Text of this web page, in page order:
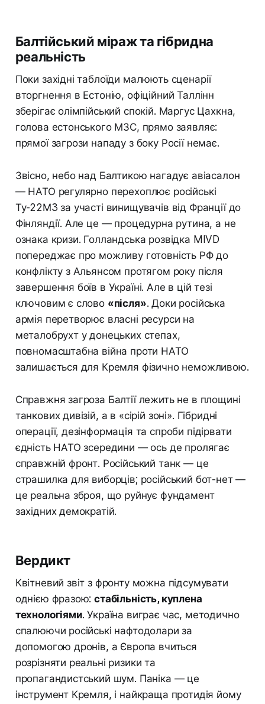
Балтійський міраж та гібридна
реальність
Поки західні таблоїди малюють сценарії
вторгнення в Естонію, офіційний Таллінн
зберігає олімпійський спокій. Маргус Цахкна,
голова естонського МЗС, прямо заявляє:
прямої загрози нападу з боку Росії немає.
Звісно, небо над Балтикою нагадує авіасалон
— НАТО регулярно перехоплює російські
Ту-22М3 за участі винищувачів від Франції до
Фінляндії. Але це — процедурна рутина, а не
ознака кризи. Голландська розвідка MIVD
попереджає про можливу готовність РФ до
конфлікту з Альянсом протягом року після
завершення боїв в Україні. Але в цій тезі
ключовим є слово «після». Доки російська
армія перетворює власні ресурси на
металобрухт у донецьких степах,
повномасштабна війна проти НАТО
залишається для Кремля фізично неможливою.
Справжня загроза Балтії лежить не в площині
танкових дивізій, а в «сірій зоні». Гібридні
операції, дезінформація та спроби підірвати
єдність НАТО зсередини — ось де пролягає
справжній фронт. Російський танк — це
страшилка для виборців; російський бот-нет —
це реальна зброя, що руйнує фундамент
західних демократій.
Вердикт
Квітневий звіт з фронту можна підсумувати
однією фразою:стабільність, куплена
технологіями. Україна виграє час, методично
спалюючи російські нафтодолари за
допомогою дронів, а Європа вчиться
розрізняти реальні ризики та
пропагандистський шум. Паніка — це
інструмент Кремля, і найкраща протидія йому